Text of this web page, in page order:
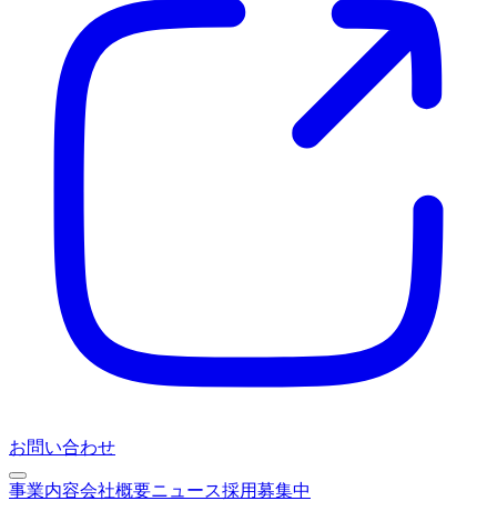
お問い合わせ
事業内容会社概要ニュース採用募集中